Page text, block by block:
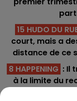
15 HUDO DU
court, mais a
distance de ce
8 HAPPENING : Il
à la limite du